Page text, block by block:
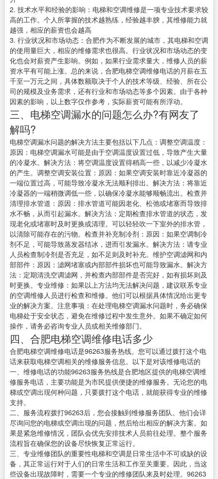
2. 技术水平和经验的影响：电梯和空调维修是一项专业技术要求较
高的工作。个人所掌握的技术越熟练，经验越丰腴，其维修能力就
越强，相应的薪资也会越高
3. 行业状况和市场动态：合肥作为不断发展的城市，其电梯和空调
的使用量巨大，相应的维修需求也很高。行业状况和市场动态的变
化也会对薪资产生影响。例如，如果行业需求量大，维修人员的薪
资水平有可能上涨。总的来说，合肥电梯空调维修电话的月薪在五
千至一万元之间，具体数额取决于个人的技术等级、经验、所在公
司的规模及业务需求，还有行业和市场动态等多个因素。由于各种
因素的影响，以上数字仅作参考，实际薪资可能有所浮动。
三、电梯空调漏水的问题怎么办?有网友了
解吗?
电梯空调漏水问题的解决方法主要包括以下几点：调整空调温度：
原因：电梯空调漏水可能是由于空调温度设置过低，导致产生大量
的冷凝水。解决方法：将空调温度设置得稍高一些，以减少冷凝水
的产生。调整空调安装位置：原因：如果空调安装时靠近冷凝器的
一端位置过高，可能导致冷凝水无法顺利排出。解决方法：将靠近
冷凝器的一端稍微调低一些，以确保冷凝水能够顺畅流出。检查并
清理排水管道：原因：排水管道可能因老化、松弛或堵塞而导致排
水不畅，从而引起漏水。解决方法：定期检查排水管道的状态，发
现老化或堵塞时及时更换或清理。可以轻轻吹一下室外的排水管，
以清除可能存在的污物。检查并补充制冷剂：原因：如果空调制冷
剂不足，可能导致蒸发器结冰，进而引发漏水。解决方法：请专业
人员检查制冷剂是否充足，如不足则及时补充。维护空调滤网和内
部部件：原因：滤网堵塞或内部部件损坏也可能导致漏水。解决方
法：定期清洗空调滤网，并检查内部部件是否完好，如有损坏则及
时更换。专业维修：如果以上方法均无法解决问题，建议联系专业
的空调维修人员进行检查和维修。他们可以根据具体情况给出更专
业的解决方案。注意事项：在处理电梯空调漏水问题时，务必确保
电梯处于安全状态，避免在维修过程中发生意外。如果不确定如何
操作，请务必咨询专业人员或相关维修部门。
四、合肥电梯空调维修电话多少
合肥电梯空调维修电话是96263服务热线。您可以通过拨打这个电
话来获取电梯空调相关的维修服务信息。以下是对该维修电话的
一、维修电话的功能96263服务热线是合肥地区提供的电梯空调维
修服务电话，主要功能是为市民提供便捷的维修服务。无论您的电
梯或空调出现何种问题，只要拨打这个电话，就能获得专业的维修
支持。
二、服务流程拨打96263后，您会接触到维修服务团队。他们会详
尽询问您的电梯或空调出现的问题，然后给出相应的解决方案。如
果是紧急维修情况，团队会优先安排技术人员前往处理。整个服务
流程旨在确保您的设备尽快恢复正常运行。
三、专业维修团队的重要性电梯和空调是日常生活中不可或缺的设
备，其正常运行对于人们的日常生活和工作至关重要。因此，当这
些设备出现故障时，需要一个专业的维修团队来及时处理。96263